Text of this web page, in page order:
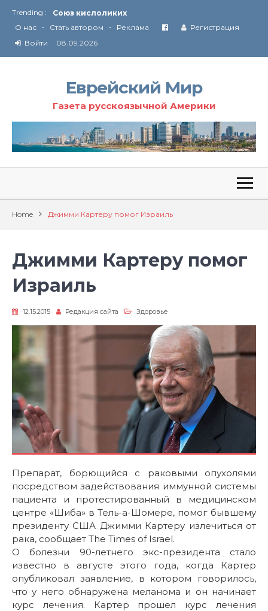
Trending :
Соглашение США с Ираном
Технология Революции в Иране
О нас • Стать автором • Реклама
Регистрация
Войти
08.09.2026
Еврейский Мир
Газета русскоязычной Америки
Home Джимми Картеру помог Израиль
Джимми Картеру помог
Израиль
12.15.2015 Редакция сайта Здоровье
Препарат, борющийся с раковыми опухолями
посредством задействования иммунной системы
пациента и протестированный в медицинском
центре «Шиба» в Тель-а-Шомере, помог бывшему
президенту США Джимми Картеру излечиться от
рака, сообщает The Times of Israel.
О болезни 90-летнего экс-президента стало
известно в августе этого года, когда Картер
опубликовал заявление, в котором говорилось,
что у него обнаружена меланома и он начинает
курс лечения. Картер прошел курс лечения